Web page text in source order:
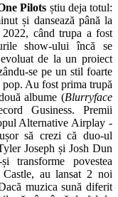
Pilots știu deja totul:
și dansează până la
când trupa a fost
show-ului încă se
de la un proiect
se pe un stil foarte
Au fost prima trupă
albume (Blurryface
Gusiness. Premii
Alternative Airplay -
să crezi că duo-ul
Joseph și Josh Dun
transforme povestea
au lansat 2 noi
muzica sună diferit